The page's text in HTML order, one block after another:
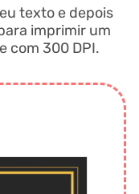
texto e depois
imprimir um
com 300 DPI.